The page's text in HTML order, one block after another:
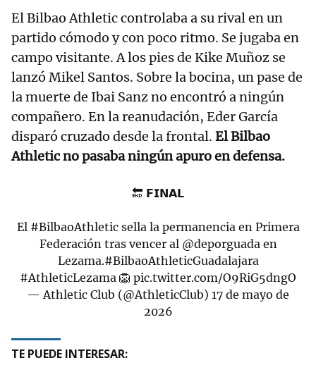
El Bilbao Athletic controlaba a su rival en un
partido cómodo y con poco ritmo. Se jugaba en
campo visitante. A los pies de Kike Muñoz se
lanzó Mikel Santos. Sobre la bocina, un pase de
la muerte de Ibai Sanz no encontró a ningún
compañero. En la reanudación, Eder García
disparó cruzado desde la frontal. El Bilbao
Athletic no pasaba ningún apuro en defensa.
🔚 𝗙𝗜𝗡𝗔𝗟
El #BilbaoAthleticsella la permanencia en Primera
Federación tras vencer al @deporguadaen
Lezama.#BilbaoAthleticGuadalajara
#AthleticLezama 🦁 pic.twitter.com/O9RiG5dngO
— Athletic Club (@AthleticClub) 17 de mayo de
2026
TE PUEDE INTERESAR: